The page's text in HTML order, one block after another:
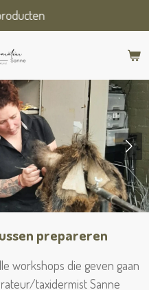
een
leuke
prepareren
workshops die geven gaan
taxidermist Sanne